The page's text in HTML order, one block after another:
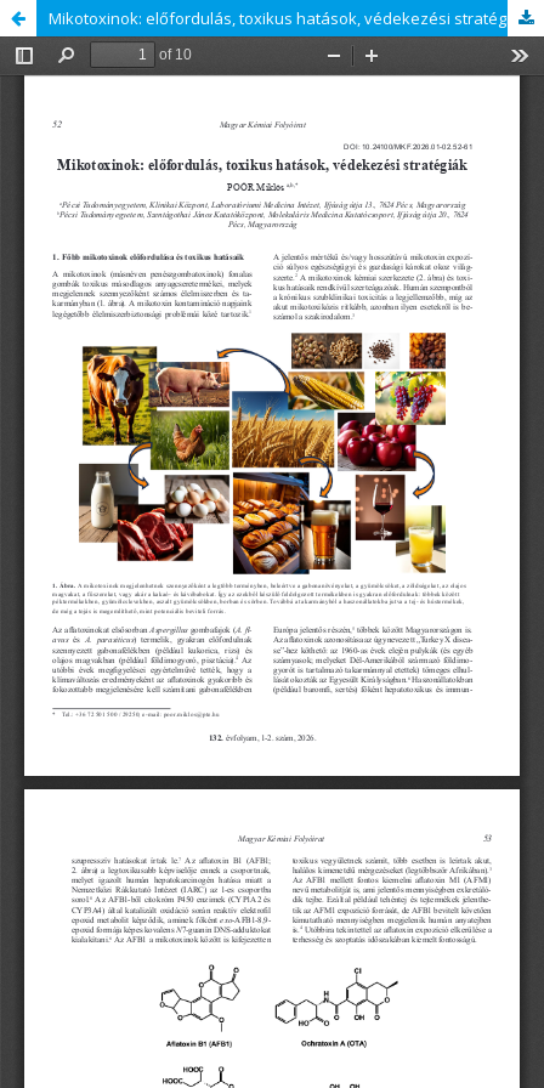
Mikotoxinok: előfordulás, toxikus hatások, védekezési stratégiák